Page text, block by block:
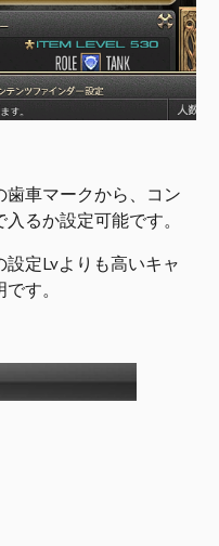
歯車マークから、コン
るか設定可能です。
定Lvよりも高いキャ
す。